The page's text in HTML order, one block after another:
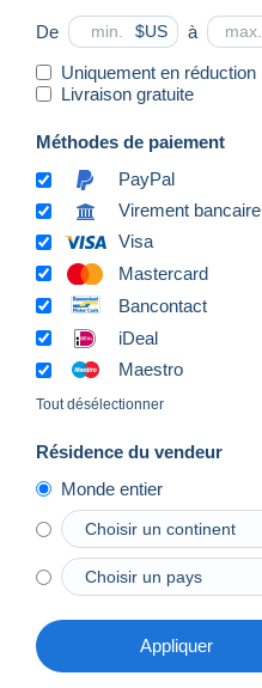
De $US à
Uniquement en réduction
Livraison gratuite
Méthodes de paiement
PayPal
Virement bancaire
Visa
Mastercard
Bancontact
iDeal
Maestro
Tout désélectionner
Résidence du vendeur
Monde entier
Appliquer